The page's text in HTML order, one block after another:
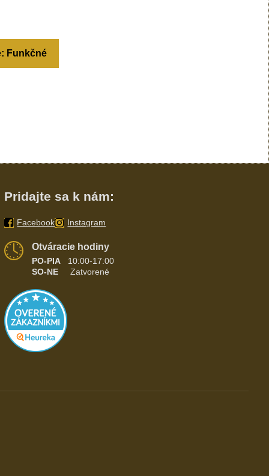
Funkčné
Pridajte sa k nám:
Facebook Instagram
Otváracie hodiny
PO-PIA
10:00-17:00
SO-NE Zatvorené